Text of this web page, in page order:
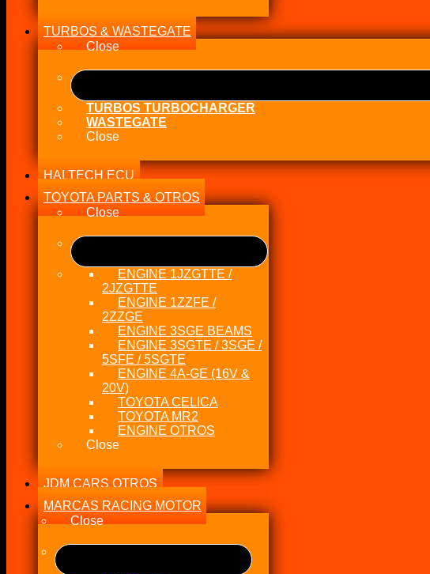
TURBOS & WASTEGATE
Close
TURBOS TURBOCHARGER
WASTEGATE
Close
HALTECH ECU
TOYOTA PARTS & OTROS
Close
ENGINE 1JZGTTE /
2JZGTTE
ENGINE 1ZZFE /
2ZZGE
ENGINE 3SGE BEAMS
ENGINE 3SGTE / 3SGE /
5SFE / 5SGTE
ENGINE 4A-GE (16V &
20V)
TOYOTA CELICA
TOYOTA MR2
ENGINE OTROS
Close
JDM CARS OTROS
MARCAS RACING MOTOR
Close